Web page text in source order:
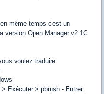
même temps c'est un
version Open Manager v2.1C
voulez traduire
Exécuter > pbrush - Entrer